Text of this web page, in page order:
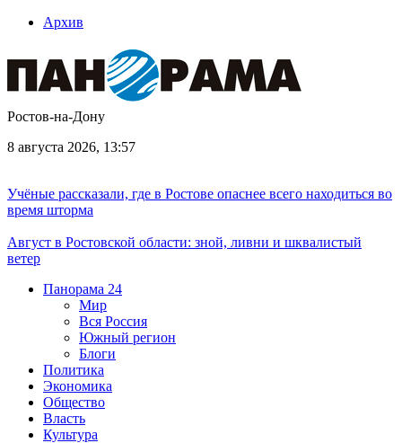
Архив
Ростов-на-Дону
8 августа 2026, 13:57
Учёные рассказали, где в Ростове опаснее всего находиться во
время шторма
Август в Ростовской области: зной, ливни и шквалистый
ветер
Панорама 24
Мир
Вся Россия
Южный регион
Блоги
Политика
Экономика
Общество
Власть
Культура